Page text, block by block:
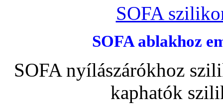
SOFA
SOFA ablakhoz
SOFA nyílászárókhoz
kaphatók